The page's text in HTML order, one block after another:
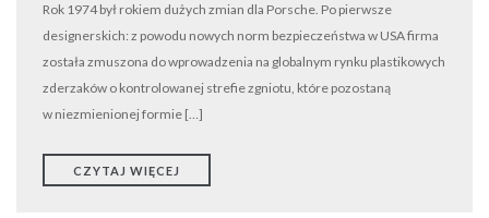
Rok 1974 był rokiem dużych zmian dla Porsche. Po pierwsze
designerskich: z powodu nowych norm bezpieczeństwa w USA firma
została zmuszona do wprowadzenia na globalnym rynku plastikowych
zderzaków o kontrolowanej strefie zgniotu, które pozostaną
w niezmienionej formie […]
CZYTAJ WIĘCEJ